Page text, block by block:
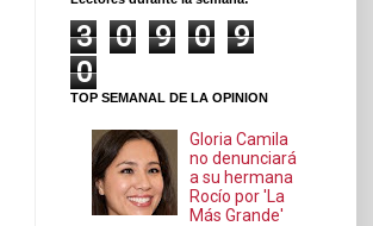
3 0 9 0
9
0
TOP SEMANAL DE LA OPINION
Gloria Camila
no denunciará
a su hermana
Rocío por 'La
Más Grande'